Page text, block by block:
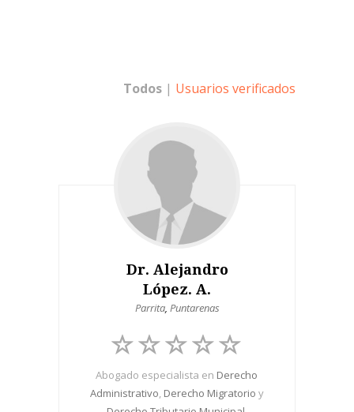
Todos | Usuarios verificados
Dr. Alejandro
López. A.
Parrita, Puntarenas
Abogado especialista en Derecho
Administrativo, Derecho Migratorio y